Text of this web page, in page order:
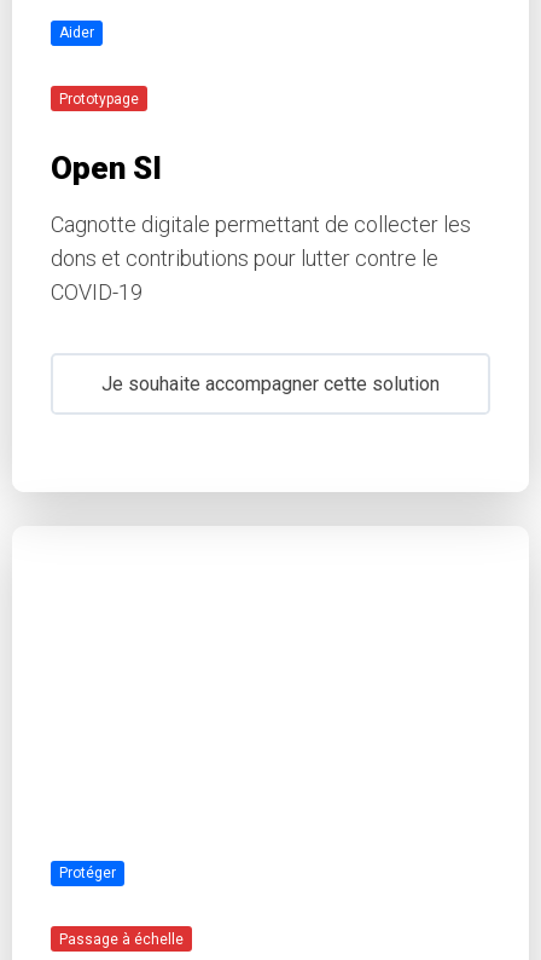
Aider
Prototypage
Open SI
Cagnotte digitale permettant de collecter les
dons et contributions pour lutter contre le
COVID-19
Je souhaite accompagner cette solution
Protéger
Passage à échelle